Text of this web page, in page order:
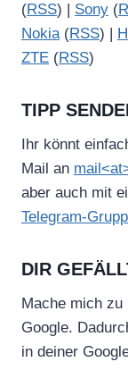
(RSS) | Sony (
Nokia(RSS) |
ZTE (RSS)
TIPP
Ihr könnt
Mail an
aber auch mit
Telegram-
DIR
Mache mich zu
Google.
in deiner